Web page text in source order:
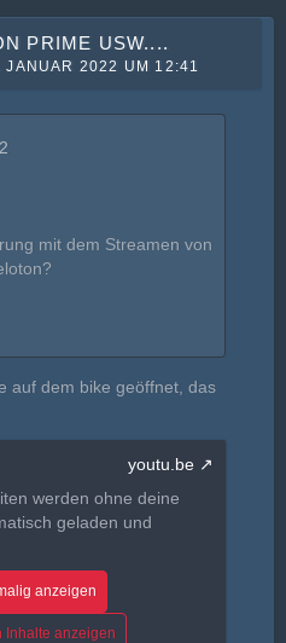
PRIME USW....
JANUAR 2022 UM 12:41
mit dem Streamen von
auf dem bike geöffnet, das
youtu.be
werden ohne deine
geladen und
anzeigen
Inhalte anzeigen